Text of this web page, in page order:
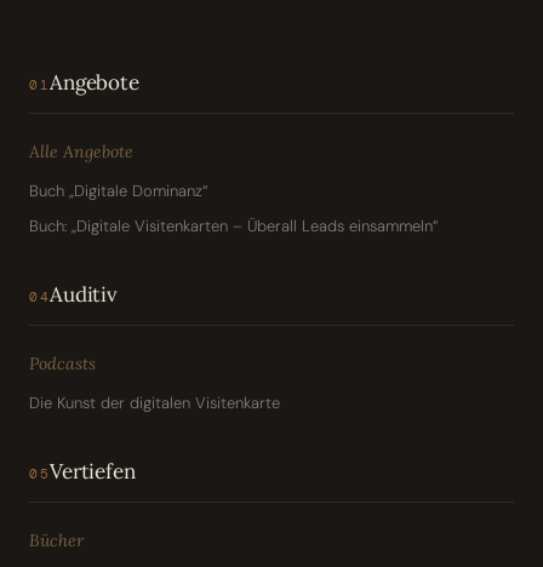
01 Angebote
Alle Angebote
Buch „Digitale Dominanz“
Buch: „Digitale Visitenkarten – Überall Leads einsammeln“
04Auditiv
Podcasts
Die Kunst der digitalen Visitenkarte
05Vertiefen
Bücher